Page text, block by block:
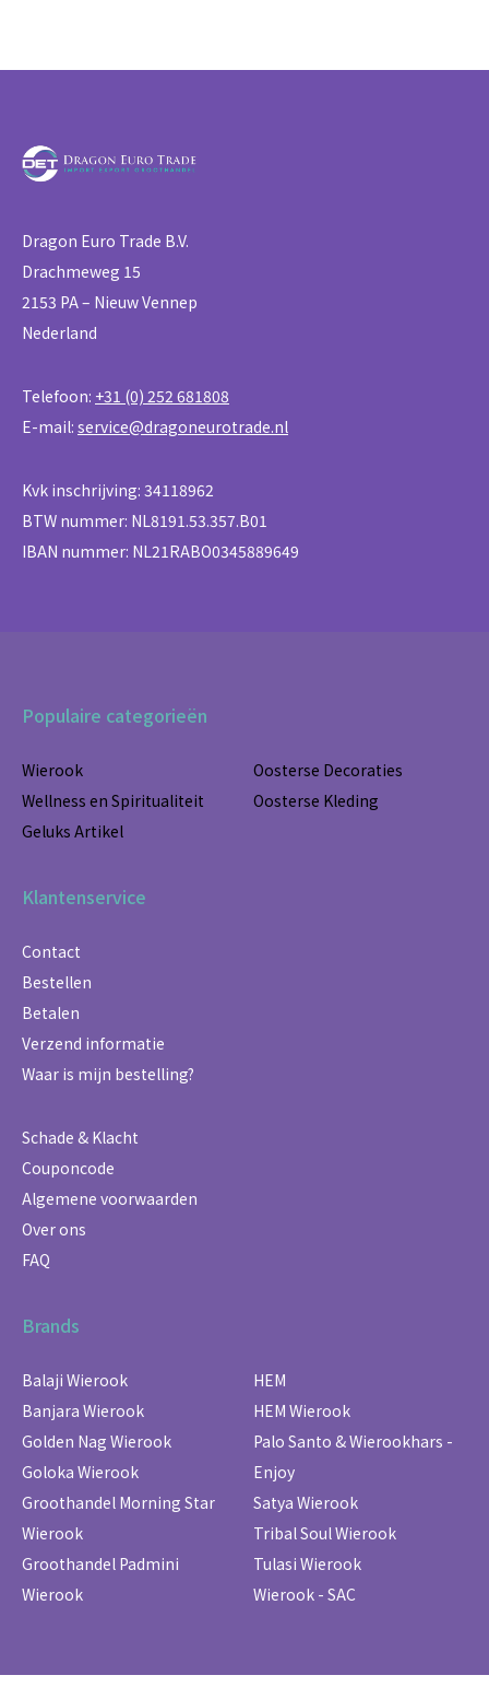
Dragon Euro Trade B.V.
Drachmeweg 15
2153 PA – Nieuw Vennep
Nederland
Telefoon: +31 (0) 252 681808
E-mail: service@dragoneurotrade.nl
Kvk inschrijving: 34118962
BTW nummer: NL8191.53.357.B01
IBAN nummer: NL21RABO0345889649
Populaire categorieën
Wierook
Wellness en Spiritualiteit
Geluks Artikel
Oosterse Decoraties
Oosterse Kleding
Klantenservice
Contact
Bestellen
Betalen
Verzend informatie
Waar is mijn bestelling?
Schade & Klacht
Couponcode
Algemene voorwaarden
Over ons
FAQ
Brands
Balaji Wierook
Banjara Wierook
Golden Nag Wierook
Goloka Wierook
Groothandel Morning Star
Wierook
Groothandel Padmini
Wierook
HEM
HEM Wierook
Palo Santo & Wierookhars -
Enjoy
Satya Wierook
Tribal Soul Wierook
Tulasi Wierook
Wierook - SAC